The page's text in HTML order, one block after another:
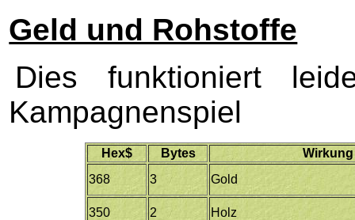
Geld und Rohstoffe
Dies funktioniert
Kampagnenspiel
Hex$ Bytes
Wirkung
368
3 Gold
350 2 Holz